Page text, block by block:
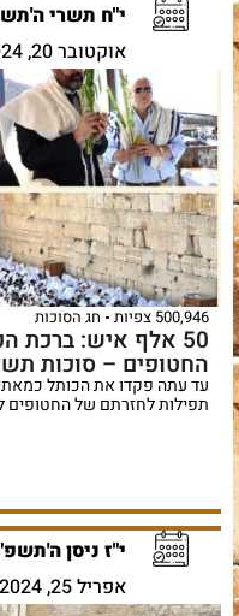
י"ח תשרי
אוקטובר 20, 2024
500,946 צפיות חג הסוכות
50 אלף איש: ברכת
החטופים – סוכות
עד עתה פקדו את הכותל
תפילות לחזרתם של החטופים
י"ז ניסן
אפריל 25, 2024